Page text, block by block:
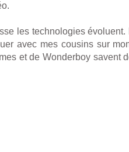
les technologies évoluent.
avec mes cousins sur
et de Wonderboy savent